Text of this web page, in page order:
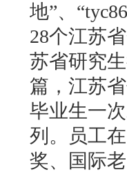
地”、
28个江苏
苏省研究
篇，江苏
毕业生一
列。员工
奖、国际